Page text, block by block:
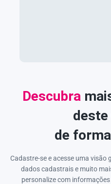
Descubra
deste
de
Cadastre-se e acesse uma
dados cadastrais e muito
personalize com